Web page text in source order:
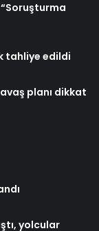
“Soruşturma
tahliye edildi
planı dikkat
yolcular